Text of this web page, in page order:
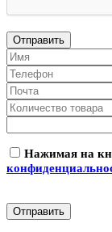
Нажимая на